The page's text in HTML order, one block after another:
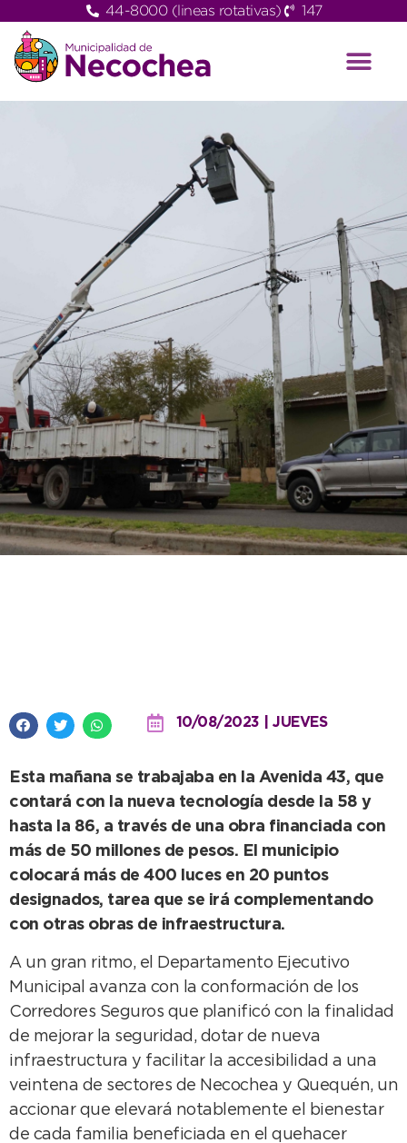
44-8000 (lineas rotativas) 147
10/08/2023 | JUEVES
Esta mañana se trabajaba en la Avenida 43, que
contará con la nueva tecnología desde la 58 y
hasta la 86, a través de una obra financiada con
más de 50 millones de pesos. El municipio
colocará más de 400 luces en 20 puntos
designados, tarea que se irá complementando
con otras obras de infraestructura.
A un gran ritmo, el Departamento Ejecutivo
Municipal avanza con la conformación de los
Corredores Seguros que planificó con la finalidad
de mejorar la seguridad, dotar de nueva
infraestructura y facilitar la accesibilidad a una
veintena de sectores de Necochea y Quequén, un
accionar que elevará notablemente el bienestar
de cada familia beneficiada en el quehacer